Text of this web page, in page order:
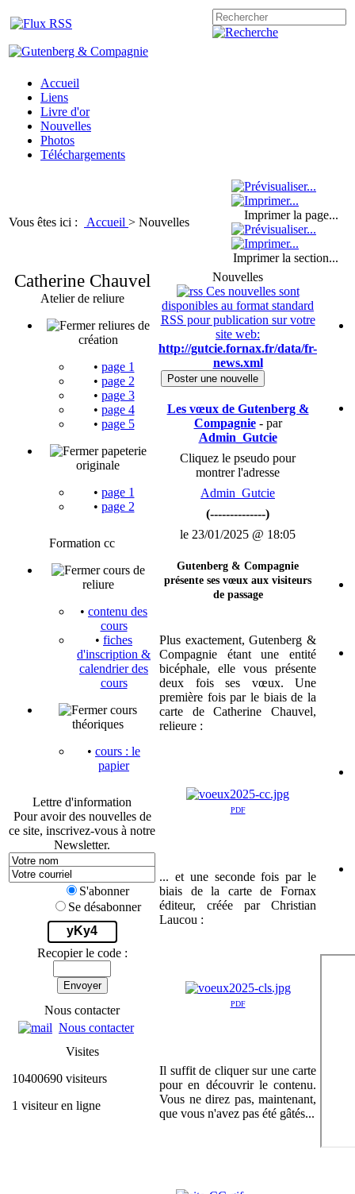
Accueil
Liens
Livre d'or
Nouvelles
Photos
Téléchargements
Vous êtes ici : Accueil > Nouvelles
Imprimer la page...
Imprimer la section...
Catherine Chauvel
Atelier de reliure
reliures de
création
• page 1
• page 2
• page 3
• page 4
• page 5
papeterie
originale
• page 1
• page 2
Formation cc
cours de
reliure
• contenu des
cours
• fiches
d'inscription &
calendrier des
cours
cours
théoriques
• cours : le
papier
Lettre d'information
Pour avoir des nouvelles de
ce site, inscrivez-vous à notre
Newsletter.
S'abonner
Se désabonner
yKy4
Recopier le code :
Envoyer
Nous contacter
Nous contacter
Visites
10400690 visiteurs
1 visiteur en ligne
Nouvelles
Ces nouvelles sont
disponibles au format standard
RSS pour publication sur votre
site web:
http://gutcie.fornax.fr/data/fr-
news.xml
Poster une nouvelle
Les vœux de Gutenberg &
Compagnie- par
Admin_Gutcie
Cliquez le pseudo pour
montrer l'adresse
Admin_Gutcie
(--------------)
le 23/01/2025 @ 18:05
Gutenberg & Compagnie
présente ses vœux aux visiteurs
de passage
Plus exactement, Gutenberg &
Compagnie étant une entité
bicéphale, elle vous présente
deux fois ses vœux. Une
première fois par le biais de la
carte de Catherine Chauvel,
relieure :
PDF
... et une seconde fois par le
biais de la carte de Fornax
éditeur, créée par Christian
Laucou :
PDF
Il suffit de cliquer sur une carte
pour en découvrir le contenu.
Vous ne direz pas, maintenant,
que vous n'avez pas été gâtés...